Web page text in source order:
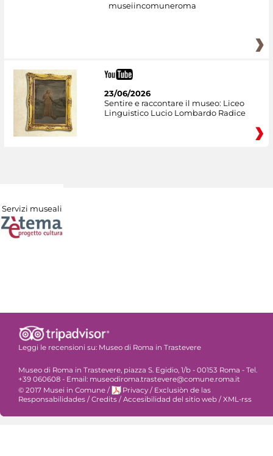
museiincomuneroma
23/06/2026
Sentire e raccontare il museo: Liceo
Linguistico Lucio Lombardo Radice
Servizi museali
Leggi le recensioni su: Museo di Roma in Trastevere
Museo di Roma in Trastevere, piazza S. Egidio, 1/b - 00153 Roma - Tel.
+39 060608 - Email: museodiroma.trastevere@comune.roma.it
© 2017 Musei in Comune / Privacy / Exclusiòn de las
Responsabilidades / Credits / Accesibilidad del sitio web / XML-rss